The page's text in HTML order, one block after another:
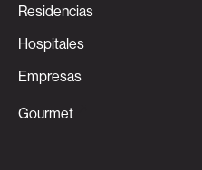
Residencias
Hospitales
Empresas
Gourmet